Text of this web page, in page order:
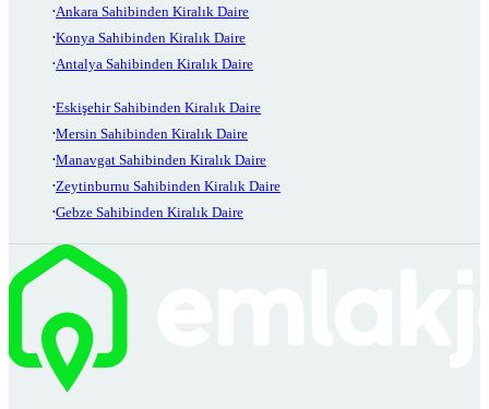
Ankara Sahibinden Kiralık Daire
Konya Sahibinden Kiralık Daire
Antalya Sahibinden Kiralık Daire
Eskişehir Sahibinden Kiralık Daire
Mersin Sahibinden Kiralık Daire
Manavgat Sahibinden Kiralık Daire
Zeytinburnu Sahibinden Kiralık Daire
Gebze Sahibinden Kiralık Daire